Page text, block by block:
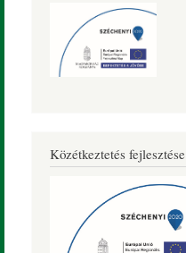
Közétkeztetés fejlesztése